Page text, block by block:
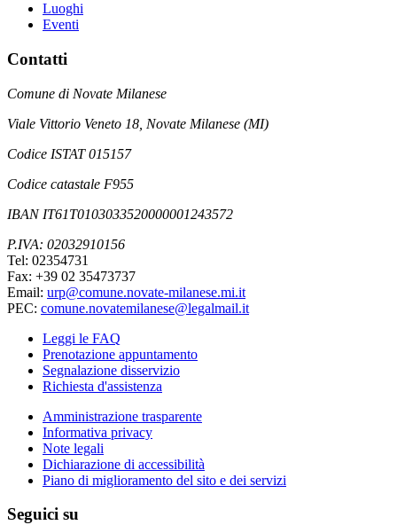
Luoghi
Eventi
Contatti
Comune di Novate Milanese
Viale Vittorio Veneto 18, Novate Milanese (MI)
Codice ISTAT 015157
Codice catastale F955
IBAN IT61T0103033520000001243572
P.IVA: 02032910156
Tel: 02354731
Fax: +39 02 35473737
Email: urp@comune.novate-milanese.mi.it
PEC: comune.novatemilanese@legalmail.it
Leggi le FAQ
Prenotazione appuntamento
Segnalazione disservizio
Richiesta d'assistenza
Amministrazione trasparente
Informativa privacy
Note legali
Dichiarazione di accessibilità
Piano di miglioramento del sito e dei servizi
Seguici su